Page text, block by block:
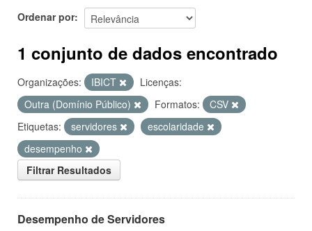
Ordenar por
1 conjunto de dados encontrado
Organizações: IBICT
Licenças:
Outra (Domínio Público)
Formatos:
CSV
Etiquetas:
servidores
escolaridade
desempenho
Filtrar Resultados
Desempenho de Servidores